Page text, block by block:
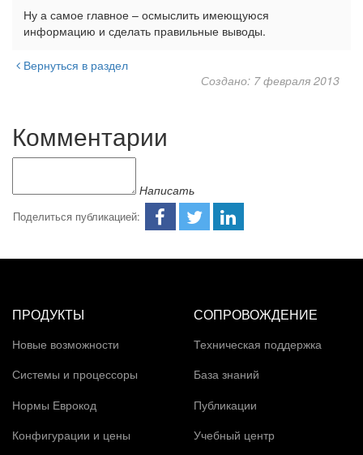
Ну а самое главное – осмыслить имеющуюся
информацию и сделать правильные выводы.
Вернуться в раздел
Создано: 7 февраля 2013
Комментарии
Написать
Поделиться публикацией:
ПРОДУКТЫ
Новые возможности
Системы и процессоры
Нормы Еврокод
Конфигурации и цены
СОПРОВОЖДЕНИЕ
Техническая поддержка
База знаний
Публикации
Учебный центр